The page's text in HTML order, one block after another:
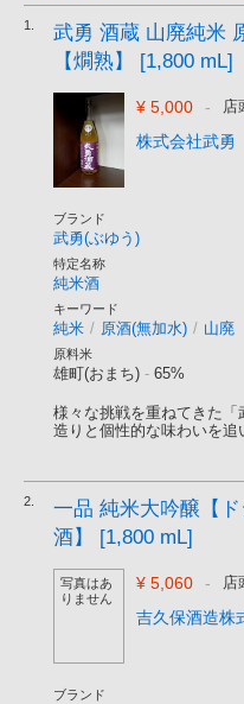
1.
武勇 酒蔵 山廃純米
【燗熟】 [1,800 mL]
¥ 5,000 - 店
株式会社武勇
ブランド
武勇(ぶゆう)
特定名称
純米酒
キーワード
純米 / 原酒(無加水) / 山廃
原料米
雄町(おまち) - 65%
様々な挑戦を重ねてきた
造りと個性的な味わいを追
2.
一品 純米大吟醸【
酒】 [1,800 mL]
写真はあ
りません
¥ 5,060 - 店
吉久保酒造株
ブランド